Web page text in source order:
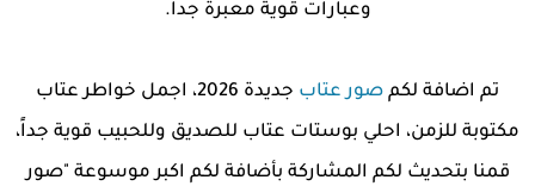
وعبارات قوية معبرة جدا.
تم اضافة لكم صور عتاب
جديدة 2026، اجمل خواطر عتاب
مكتوبة للزمن، احلي بوستات عتاب للصديق وللحبيب قوية جداً،
قمنا بتحديث لكم المشاركة بأضافة لكم اكبر موسوعة "صور